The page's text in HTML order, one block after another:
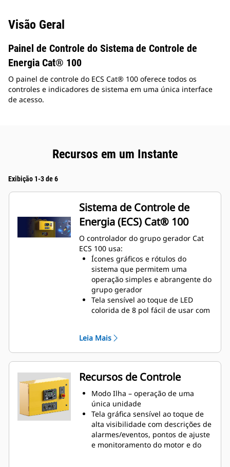
Visão Geral
Painel de Controle do Sistema de Controle de
Energia Cat® 100
O painel de controle do ECS Cat® 100 oferece todos os
controles e indicadores de sistema em uma única interface
de acesso.
Recursos em um Instante
Exibição 1-3 de 6
Sistema de Controle de
Energia (ECS) Cat® 100
O controlador do grupo gerador Cat
ECS 100 usa:
Ícones gráficos e rótulos do
sistema que permitem uma
operação simples e abrangente do
grupo gerador
Tela sensível ao toque de LED
colorida de 8 pol fácil de usar com
grupo gerador estão disponíveis
Leia Mais
Recursos de Controle
Modo Ilha – operação de uma
única unidade
Tela gráfica sensível ao toque de
alta visibilidade com descrições de
alarmes/eventos, pontos de ajuste
e monitoramento do motor e do